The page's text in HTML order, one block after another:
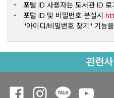
포털 ID 사용자는 도서관 ID 로
포털 ID 및 비밀번호 분실시
"아이디/비밀번호 찾기" 기능
관련
Opens a new window
Opens a new
Opens a